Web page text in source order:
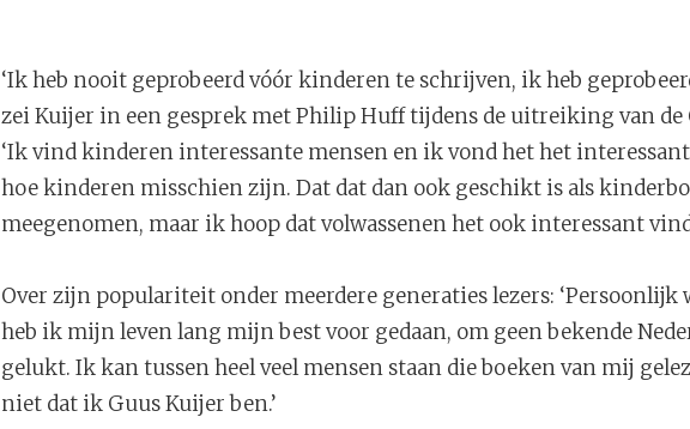
‘Ik heb nooit geprobeerd vóór kinderen te schrijven, ik heb
zei Kuijer in een gesprek met Philip Huff tijdens de uitreiking van
‘Ik vind kinderen interessante mensen en ik vond het het
hoe kinderen misschien zijn. Dat dat dan ook geschikt is als
meegenomen, maar ik hoop dat volwassenen het ook interessant
Over zijn populariteit onder meerdere generaties lezers:
heb ik mijn leven lang mijn best voor gedaan, om geen bekende
gelukt. Ik kan tussen heel veel mensen staan die boeken van mij
niet dat ik Guus Kuijer ben.’